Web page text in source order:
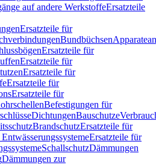
auf andere WerkstoffeErsatzteile
Ersatzteile für
Bundbüchsen
Ersatzteile für
Ersatzteile für
Ersatzteile für
Ersatzteile für
Ersatzteile für
Befestigungen für
DichtungenBauschutze
BrandschutzErsatzteile für
Ersatzteile für
SchallschutzDämmungen
Dämmungen zur